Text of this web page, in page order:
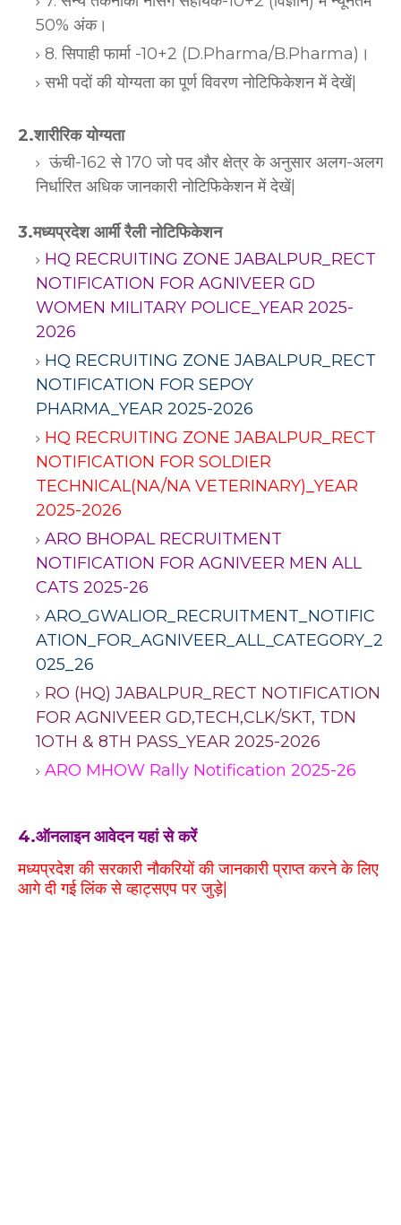
50% अंक।
8. सिपाही फार्मा -10+2 (D.Pharma/B.Pharma)।
सभी पदों की योग्यता का पूर्ण विवरण नोटिफिकेशन में देखें|
2.शारीरिक योग्यता
ऊंची-162 से 170 जो पद और क्षेत्र के अनुसार अलग-अलग
निर्धारित अधिक जानकारी नोटिफिकेशन में देखें|
3.मध्यप्रदेश आर्मी रैली नोटिफिकेशन
HQ RECRUITING ZONE JABALPUR_RECT
NOTIFICATION FOR AGNIVEER GD
WOMEN MILITARY POLICE_YEAR 2025-
2026
HQ RECRUITING ZONE JABALPUR_RECT
NOTIFICATION FOR SEPOY
PHARMA_YEAR 2025-2026
HQ RECRUITING ZONE JABALPUR_RECT
NOTIFICATION FOR SOLDIER
TECHNICAL(NA/NA VETERINARY)_YEAR
2025-2026
ARO BHOPAL RECRUITMENT
NOTIFICATION FOR AGNIVEER MEN ALL
CATS 2025-26
ARO_GWALIOR_RECRUITMENT_NOTIFIC
ATION_FOR_AGNIVEER_ALL_CATEGORY_2
025_26
RO (HQ) JABALPUR_RECT NOTIFICATION
FOR AGNIVEER GD,TECH,CLK/SKT, TDN
1OTH & 8TH PASS_YEAR 2025-2026
ARO MHOW Rally Notification 2025-26
4.ऑनलाइन आवेदन यहां से करें
मध्यप्रदेश की सरकारी नौकरियों की जानकारी प्राप्त करने के लिए
आगे दी गई लिंक से व्हाट्सएप पर जुड़े|